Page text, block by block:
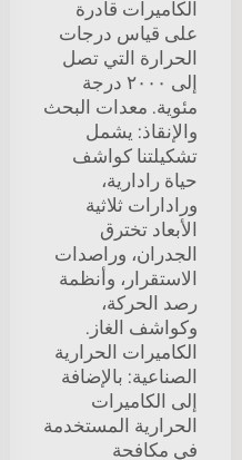
الكاميرات قادرة
على قياس درجات
الحرارة التي تصل
إلى ٢٠٠٠ درجة
مئوية. معدات البحث
والإنقاذ: يشمل
تشكيلتنا كواشف
حياة رادارية،
ورادارات ثلاثية
الأبعاد تخترق
الجدران، وراصدات
الاستقرار، وأنظمة
رصد الحركة،
وكواشف الغاز.
الكاميرات الحرارية
الصناعية: بالإضافة
إلى الكاميرات
الحرارية المستخدمة
في مكافحة